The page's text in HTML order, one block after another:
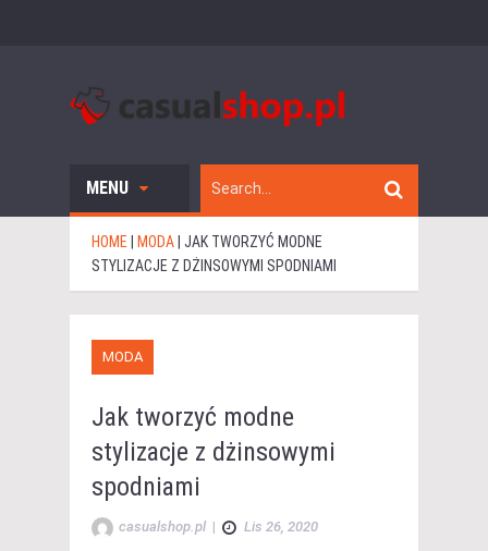
MENU
HOME MODA JAK TWORZYĆ MODNE
STYLIZACJE Z DŻINSOWYMI SPODNIAMI
MODA
Jak tworzyć modne
stylizacje z dżinsowymi
spodniami
casualshop.pl | Lis 26, 2020